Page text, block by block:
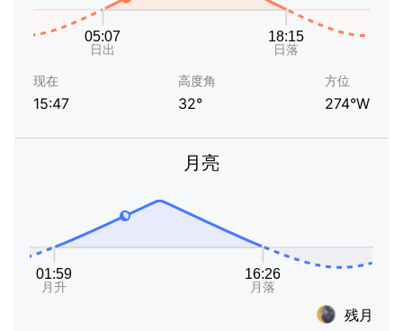
现在
15:47
高度角
32°
方位
274°W
月亮
残月